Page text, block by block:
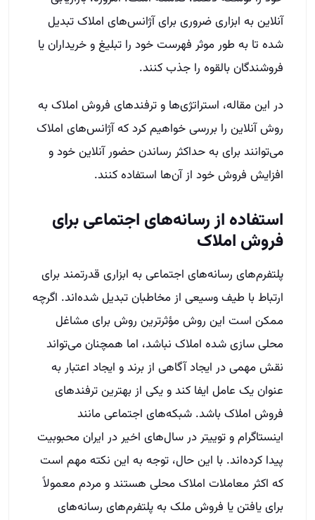
آنلاین به ابزاری ضروری برای آژانس‌های املاک تبدیل
شده تا به طور موثر فهرست خود را تبلیغ و خریداران یا
فروشندگان بالقوه را جذب کنند.
در این مقاله، استراتژی‌ها و ترفندهای فروش املاک به
روش آنلاین را بررسی خواهیم کرد که آژانس‌های املاک
می‌توانند برای به حداکثر رساندن حضور آنلاین خود و
افزایش فروش خود از آن‌ها استفاده کنند.
استفاده از رسانه‌های اجتماعی برای
فروش املاک
پلتفرم‌های رسانه‌های اجتماعی به ابزاری قدرتمند برای
ارتباط با طیف وسیعی از مخاطبان تبدیل شده‌اند. اگرچه
ممکن است این روش مؤثرترین روش برای مشاغل
محلی سازی شده املاک نباشد، اما همچنان می‌تواند
نقش مهمی در ایجاد آگاهی از برند و ایجاد اعتبار به
عنوان یک عامل ایفا کند و یکی از بهترین ترفندهای
فروش املاک باشد. شبکه‌های اجتماعی مانند
اینستاگرام و توییتر در سال‌های اخیر در ایران محبوبیت
پیدا کرده‌اند. با این حال، توجه به این نکته مهم است
که اکثر معاملات املاک محلی هستند و مردم معمولاً
برای یافتن یا فروش ملک به پلتفرم‌های رسانه‌های